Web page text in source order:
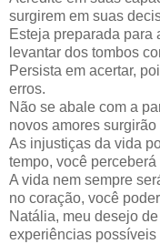
surgirem em suas
Esteja preparada para
levantar dos tombos
Persista em acertar,
erros.
Não se abale com a
novos amores
As injustiças da vida
tempo, você
A vida nem sempre
no coração, você
Natália, meu desejo
experiências